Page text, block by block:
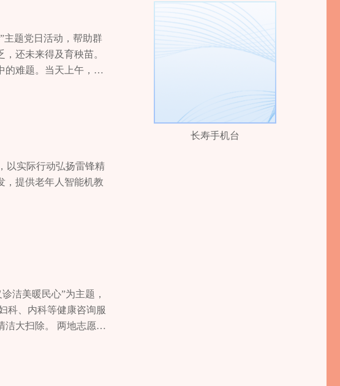
主题党日活动，帮助群
还未来得及育秧苗。
的难题。当天上午，党
以实际行动弘扬雷锋精
，提供老年人智能机教
洁美暖民心”为主题，
科、内科等健康咨询服
洁大扫除。 两地志愿者
长寿手机台